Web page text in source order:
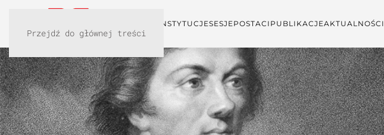
Przejdź do głównej treści
INSTYTUCJESESJEPOSTACI PUBLIKACJEAKTUALNOŚCI